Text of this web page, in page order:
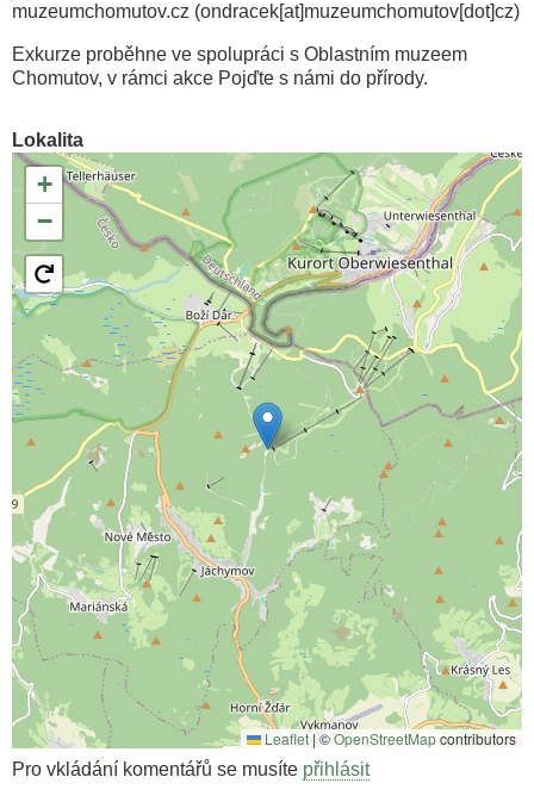
muzeumchomutov.cz (ondracek[at]muzeumchomutov[dot]cz)
Exkurze proběhne ve spolupráci s Oblastním muzeem
Chomutov, v rámci akce Pojďte s námi do přírody.
Lokalita
+
−
Leaflet |©OpenStreetMapcontributors
Pro vkládání komentářů se musíte přihlásit